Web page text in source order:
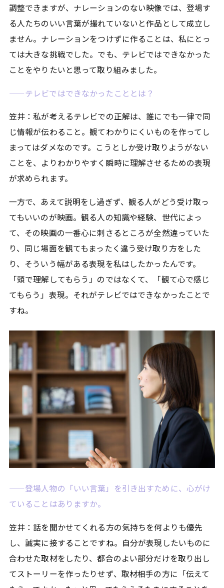
調整できますが、ナレーションのない映像では、登場す
る人たちのいい言葉が撮れていないと作品として成立し
ません。ナレーションをつけずに作ることは、私にとっ
ては大きな挑戦でした。でも、テレビではできなかった
ことをやりたいと思って取り組みました。
——テレビではできなかったこととは？
笠井：私が考えるテレビでの正解は、誰にでも一律で同
じ情報が伝わること。観てわかりにくいものを作ってし
まってはダメなのです。こうとしか受け取りようがない
ことを、よりわかりやすく瞬時に理解させるための表現
が求められます。
一方で、あえて説明をし過ぎず、観る人がどう受け取っ
てもいいのが映画。観る人の知識や経験、世代によっ
て、その映画の一番心に刺さるところが全然違っていた
り、同じ場面を観てもまったく違う受け取り方をした
り、そういう幅がある表現を私はしたかったんです。
「頭で理解してもらう」のではなくて、「観て心で感じ
てもらう」表現。それがテレビではできなかったことで
すね。
——登場人物の「いい言葉」を引き出すために、心がけ
ていることはありますか。
笠井：話を聞かせてくれる方の気持ちを何よりも優先
し、誠実に接することですね。自分が表現したいものに
合わせた取材をしたり、都合のよい部分だけを取り出し
てストーリーを作ったりせず、取材相手の方に「伝えて